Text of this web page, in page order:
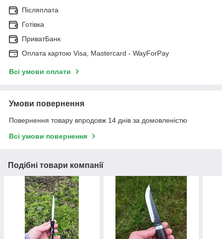
Післяплата
Готівка
ПриватБанк
Оплата картою Visa, Mastercard - WayForPay
Всі умови оплати
Умови повернення
Повернення товару впродовж 14 днів за домовленістю
Всі умови повернення
Подібні товари компанії